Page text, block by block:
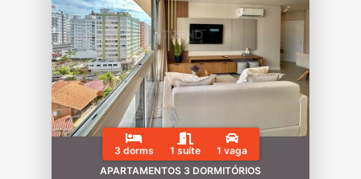
3 dorms 1 suíte
1 vaga
APARTAMENTOS 3 DORMITÓRIOS